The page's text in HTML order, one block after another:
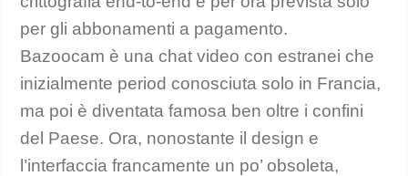
per gli abbonamenti a pagamento.
Bazoocam è una chat video con estranei che
inizialmente period conosciuta solo in Francia,
ma poi è diventata famosa ben oltre i confini
del Paese. Ora, nonostante il design e
l’interfaccia francamente un po’ obsoleta,